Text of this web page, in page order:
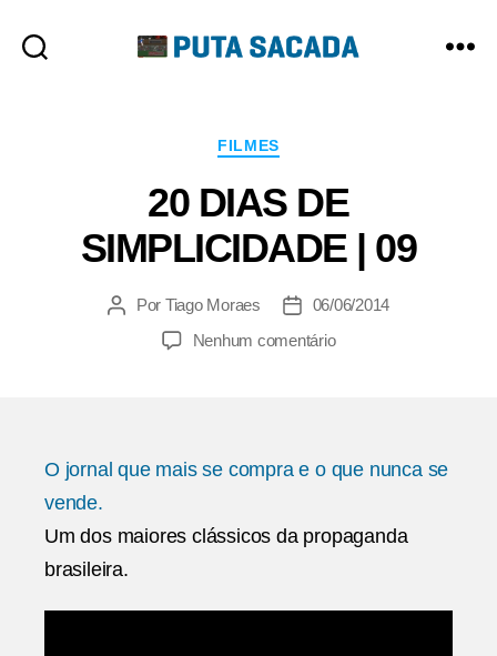
Categorias
FILMES
20 DIAS DE
SIMPLICIDADE | 09
Autor
Por Tiago Moraes
Data06/06/2014
Nenhum comentárioem
|
09
O jornal que mais se compra e o que nunca se
vende.
Um dos maiores clássicos da propaganda
brasileira.